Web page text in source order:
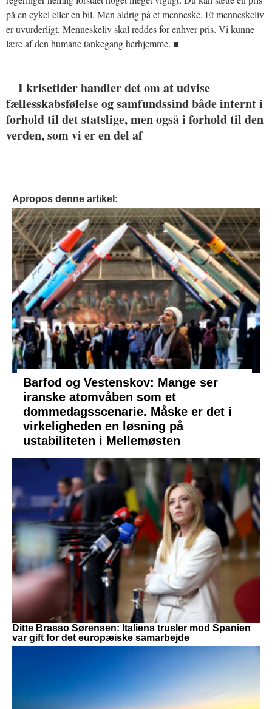
på en cykel eller en bil. Men aldrig på et menneske. Et menneskeliv
er uvurderligt. Menneskeliv skal reddes for enhver pris. Vi kunne
lære af den humane tankegang herhjemme. ■
I krisetider handler det om at udvise
fællesskabsfølelse og samfundssind både internt i
forhold til det statslige, men også i forhold til den
verden, som vi er en del af
Apropos denne artikel:
Barfod og Vestenskov: Mange ser
iranske atomvåben som et
dommedagsscenarie. Måske er det i
virkeligheden en løsning på
ustabiliteten i Mellemøsten
Ditte Brasso Sørensen: Italiens trusler mod Spanien
var gift for det europæiske samarbejde